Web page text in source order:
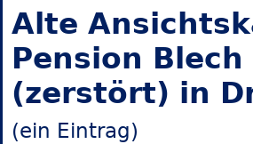
Alte
Pension Blech
(zerstört) in
(ein Eintrag)